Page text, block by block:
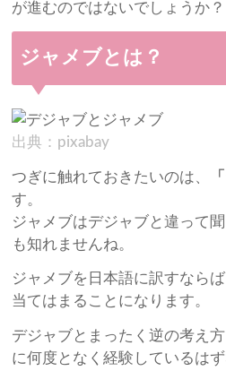
が進むのではないでしょうか？
ジャメブとは？
出典：pixabay
つぎに触れておきたいのは、
す。
ジャメブはデジャブと違って
も知れませんね。
ジャメブを日本語に訳すなら
当てはまることになります。
デジャブとまったく逆の考え
に何度となく経験しているは